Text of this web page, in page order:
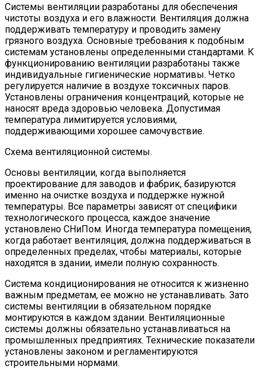
Системы вентиляции разработаны для обеспечения
чистоты воздуха и его влажности. Вентиляция должна
поддерживать температуру и проводить замену
грязного воздуха. Основные требования к подобным
системам установлены определенными стандартами. К
функционированию вентиляции разработаны также
индивидуальные гигиенические нормативы. Четко
регулируется наличие в воздухе токсичных паров.
Установлены ограничения концентраций, которые не
наносят вреда здоровью человека. Допустимая
температура лимитируется условиями,
поддерживающими хорошее самочувствие.
Схема вентиляционной системы.
Основы вентиляции, когда выполняется
проектирование для заводов и фабрик, базируются
именно на очистке воздуха и поддержке нужной
температуры. Все параметры зависят от специфики
технологического процесса, каждое значение
установлено СНиПом. Иногда температура помещения,
когда работает вентиляция, должна поддерживаться в
определенных пределах, чтобы материалы, которые
находятся в здании, имели полную сохранность.
Система кондиционирования не относится к жизненно
важным предметам, ее можно не устанавливать. Зато
системы вентиляции в обязательном порядке
монтируются в каждом здании. Вентиляционные
системы должны обязательно устанавливаться на
промышленных предприятиях. Технические показатели
установлены законом и регламентируются
строительными нормами.